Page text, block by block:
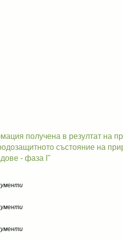
получена в резултат на
състояние на
- фаза I"